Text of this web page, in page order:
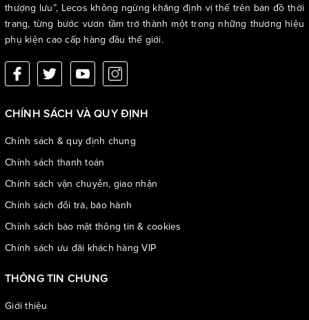
thượng lưu”, Lecos không ngừng khẳng định vị thế trên bản đồ thời
trang, từng bước vươn tầm trở thành một trong những thương hiệu
phụ kiện cao cấp hàng đầu thế giới.
CHÍNH SÁCH VÀ QUY ĐỊNH
Chính sách & quy định chung
Chính sách thanh toán
Chính sách vận chuyển, giao nhận
Chính sách đổi trả, bảo hành
Chính sách bảo mật thông tin & cookies
Chính sách ưu đãi khách hàng VIP
THÔNG TIN CHUNG
Giới thiệu